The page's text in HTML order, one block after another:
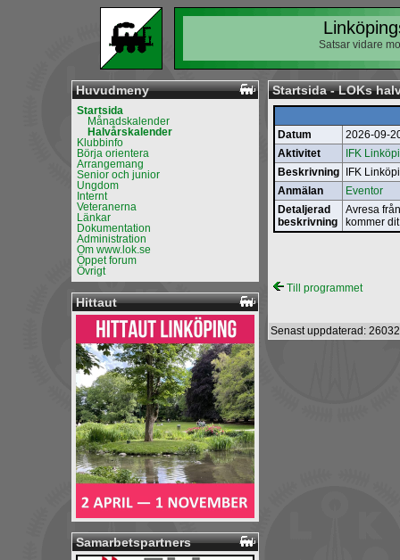
Satsar vidare
Huvudmeny
Startsida
Månadskalender
Halvårskalender
Klubbinfo
Börja orientera
Arrangemang
Senior och junior
Ungdom
Internt
Veteranerna
Länkar
Dokumentation
Administration
Om www.lok.se
Öppet forum
Övrigt
Hittaut
Samarbetspartners
Startsida - LOKs
Datum
2026-09-
Aktivitet
IFK
Beskrivning
IFK
Anmälan
Eventor
Detaljerad
beskrivning
Avresa
kommer
Till programmet
Senast uppdaterad: